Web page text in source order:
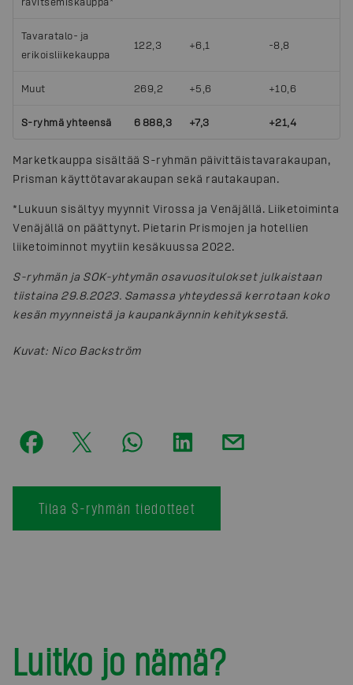
Tavaratalo- ja
erikoisliikekauppa
122,3 +6,1 -8,8
Muut 269,2 +5,6 +10,6
S-ryhmä yhteensä 6 888,3 +7,3 +21,4
Marketkauppa sisältää S-ryhmän päivittäistavarakaupan,
Prisman käyttötavarakaupan sekä rautakaupan.
*Lukuun sisältyy myynnit Virossa ja Venäjällä. Liiketoiminta
Venäjällä on päättynyt. Pietarin Prismojen ja hotellien
liiketoiminnot myytiin kesäkuussa 2022.
S-ryhmän ja SOK-yhtymän osavuositulokset julkaistaan
tiistaina 29.8.2023. Samassa yhteydessä kerrotaan koko
kesän myynneistä ja kaupankäynnin kehityksestä.
Kuvat: Nico Backström
Tilaa S-ryhmän tiedotteet
Luitko jo nämä?